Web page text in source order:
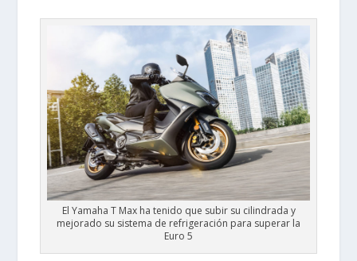
El Yamaha T Max ha tenido que subir su cilindrada y
mejorado su sistema de refrigeración para superar la
Euro 5